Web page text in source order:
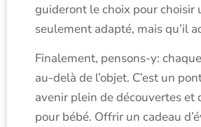
guideront le choix pour choisir
seulement adapté, mais qu’il
Finalement, pensons-y:
au-delà de l’objet. C’est un
avenir plein de découvertes et
pour bébé. Offrir un cadeau